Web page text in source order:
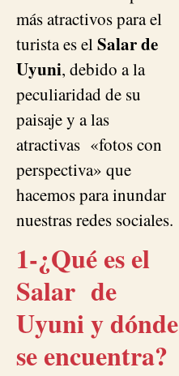
más atractivos para el
turista es elSalar de
Uyuni, debido a la
peculiaridad de su
paisaje y a las
atractivas «fotos con
perspectiva» que
hacemos para inundar
nuestras redes sociales.
1-¿Qué es el
Salar de
Uyuni y dónde
se encuentra?